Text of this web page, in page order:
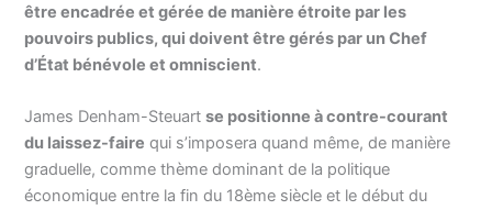
être encadrée et gérée de manière étroite par les
pouvoirs publics, qui doivent être gérés par un Chef
d’État bénévole et omniscient.
James Denham-Steuartse positionne à contre-courant
du laissez-faire qui s’imposera quand même, de manière
graduelle, comme thème dominant de la politique
économique entre la fin du 18ème siècle et le début du